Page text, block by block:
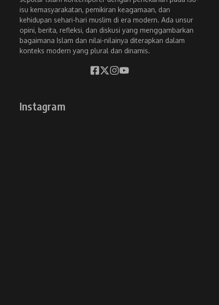
isu kemasyarakatan, pemikiran keagamaan, dan
kehidupan sehari-hari muslim di era modern. Ada unsur
opini, berita, refleksi, dan diskusi yang menggambarkan
bagaimana Islam dan nilai-nilainya diterapkan dalam
konteks modern yang plural dan dinamis.
Instagram